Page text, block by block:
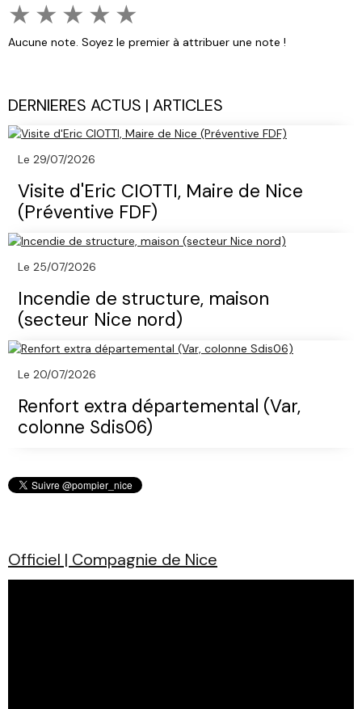
★ ★ ★ ★ ★
Aucune note. Soyez le premier à attribuer une note !
DERNIERES ACTUS | ARTICLES
Le 29/07/2026
Visite d'Eric CIOTTI, Maire de Nice
(Préventive FDF)
Le 25/07/2026
Incendie de structure, maison
(secteur Nice nord)
Le 20/07/2026
Renfort extra départemental (Var,
colonne Sdis06)
Officiel | Compagnie de Nice